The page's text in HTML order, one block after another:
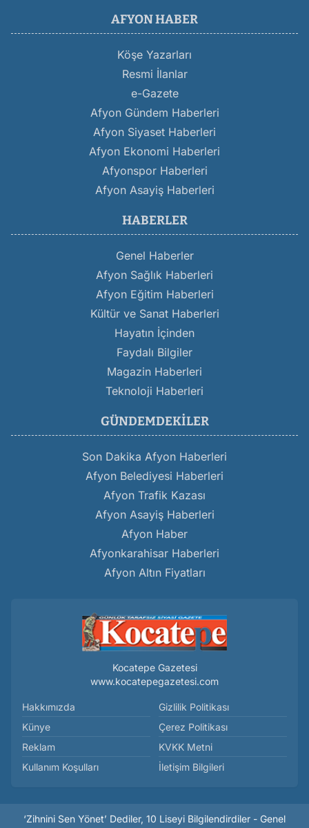
AFYON HABER
Köşe Yazarları
Resmi İlanlar
e-Gazete
Afyon Gündem Haberleri
Afyon Siyaset Haberleri
Afyon Ekonomi Haberleri
Afyonspor Haberleri
Afyon Asayiş Haberleri
HABERLER
Genel Haberler
Afyon Sağlık Haberleri
Afyon Eğitim Haberleri
Kültür ve Sanat Haberleri
Hayatın İçinden
Faydalı Bilgiler
Magazin Haberleri
Teknoloji Haberleri
GÜNDEMDEKILER
Son Dakika Afyon Haberleri
Afyon Belediyesi Haberleri
Afyon Trafik Kazası
Afyon Asayiş Haberleri
Afyon Haber
Afyonkarahisar Haberleri
Afyon Altın Fiyatları
Kocatepe Gazetesi
www.kocatepegazetesi.com
Hakkımızda
Künye
Reklam
Kullanım Koşulları
Gizlilik Politikası
Çerez Politikası
KVKK Metni
İletişim Bilgileri
‘Zihnini Sen Yönet’ Dediler, 10 Liseyi Bilgilendirdiler - Genel